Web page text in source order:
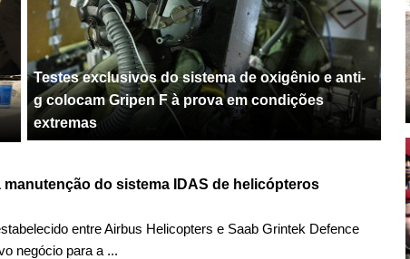
Testes exclusivos do sistema de oxigênio e anti-
g colocam Gripen F à prova em condições
extremas
manutenção do sistema IDAS de helicópteros
entre Airbus Helicopters e Saab Grintek Defence
negócio para a ...